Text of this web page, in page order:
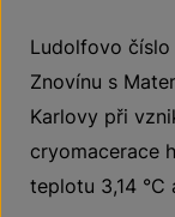
Ludolfovo
Znovínu s
Karlovy při
cryomacerace
teplotu 3,14 °C